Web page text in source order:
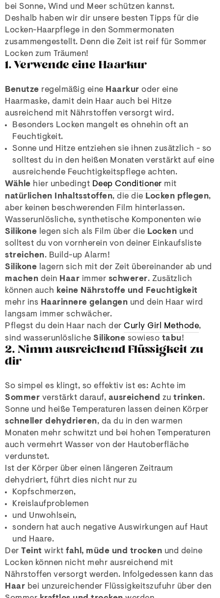
bei Sonne, Wind und Meer schützen kannst.
Deshalb haben wir dir unsere besten Tipps für die
Locken-Haarpflege in den Sommermonaten
zusammengestellt. Denn die Zeit ist reif für Sommer
Locken zum Träumen!
1. Verwende eine Haarkur
Benutze regelmäßig eine Haarkur oder eine
Haarmaske, damit dein Haar auch bei Hitze
ausreichend mit Nährstoffen versorgt wird.
Besonders Locken mangelt es ohnehin oft an
Feuchtigkeit.
Sonne und Hitze entziehen sie ihnen zusätzlich - so
solltest du in den heißen Monaten verstärkt auf eine
ausreichende Feuchtigkeitspflege achten.
Wähle hier unbedingt Deep Conditioner mit
natürlichen Inhaltsstoffen, die die Locken pflegen,
aber keinen beschwerenden Film hinterlassen.
Wasserunlösliche, synthetische Komponenten wie
Silikone legen sich als Film über die Locken und
solltest du von vornherein von deiner Einkaufsliste
streichen. Build-up Alarm!
Silikone lagern sich mit der Zeit übereinander ab und
machen dein Haar immer schwerer. Zusätzlich
können auch keine Nährstoffe und Feuchtigkeit
mehr ins Haarinnere gelangen und dein Haar wird
langsam immer schwächer.
Pflegst du dein Haar nach der Curly Girl Methode,
sind wasserunlösliche Silikone sowieso tabu!
2. Nimm ausreichend Flüssigkeit zu
dir
So simpel es klingt, so effektiv ist es: Achte im
Sommer verstärkt darauf, ausreichend zu trinken.
Sonne und heiße Temperaturen lassen deinen Körper
schneller dehydrieren, da du in den warmen
Monaten mehr schwitzt und bei hohen Temperaturen
auch vermehrt Wasser von der Hautoberfläche
verdunstet.
Ist der Körper über einen längeren Zeitraum
dehydriert, führt dies nicht nur zu
Kopfschmerzen,
Kreislaufproblemen
und Unwohlsein,
sondern hat auch negative Auswirkungen auf Haut
und Haare.
Der Teint wirkt fahl, müde und trocken und deine
Locken können nicht mehr ausreichend mit
Nährstoffen versorgt werden. Infolgedessen kann das
Haar bei unzureichender Flüssigkeitszufuhr über den